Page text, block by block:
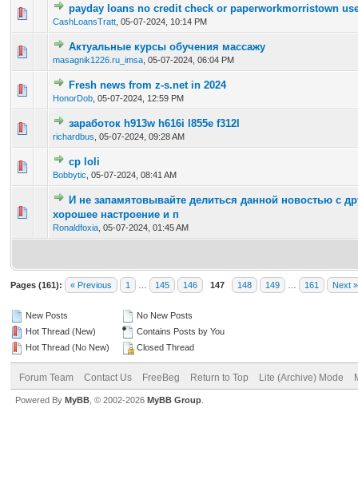
payday loans no credit check or paperworkmorristown
CashLoansTratt 05-07-2024, 10:14 PM
0 Vote(s) - 0 out of 5 in Average
12345
Актуальные курсы обучения массажу
masagnik1226.ru_imsa 05-07-2024, 06:04 PM
0 Vote(s) - 0 out of 5 in Average
12345
Fresh news from z-s.net in 2024
HonorDob 05-07-2024, 12:59 PM
0 Vote(s) - 0 out of 5 in Average
1234 5
заработок h913w h616i l855e f312l
richardbus 05-07-2024, 09:28 AM
0 Vote(s) - 0 out of 5 in Average
12 345
cp loli
Bobbytic 05-07-2024, 08:41 AM
0 Vote(s) - 0 out of 5 in Average
И не запамятовывайте делиться данной новостью с
хорошее настроение и п
Ronaldfoxia 05-07-2024, 01:45 AM
0 Vote(s) - 0 out of 5 in Average
1
Pages (161): « Previous 1 145 146 147 148 149 161 Next »
New Posts
Hot Thread (New)
Hot Thread (No New)
No New Posts
Contains Posts by You
Closed Thread
Forum Team Contact Us FreeBeg Return to Top Lite (Archive) Mode
Powered By MyBB , © 2002-2026 MyBB Group